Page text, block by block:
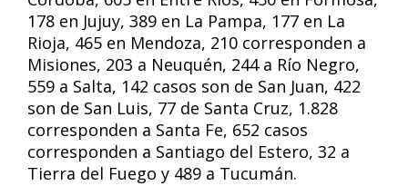
178 en Jujuy, 389 en La Pampa, 177 en La
Rioja, 465 en Mendoza, 210 corresponden a
Misiones, 203 a Neuquén, 244 a Río Negro,
559 a Salta, 142 casos son de San Juan, 422
son de San Luis, 77 de Santa Cruz, 1.828
corresponden a Santa Fe, 652 casos
corresponden a Santiago del Estero, 32 a
Tierra del Fuego y 489 a Tucumán.